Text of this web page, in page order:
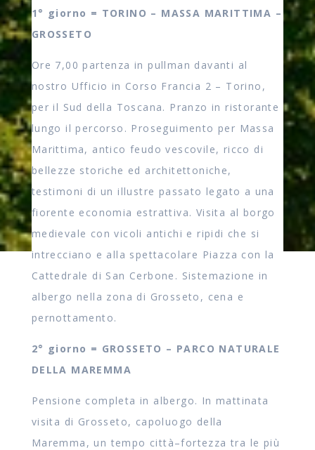
1° giorno = TORINO – MASSA MARITTIMA –
GROSSETO
Ore 7,00 partenza in pullman davanti al
nostro Ufficio in Corso Francia 2 – Torino,
per il Sud della Toscana. Pranzo in ristorante
lungo il percorso. Proseguimento per Massa
Marittima, antico feudo vescovile, ricco di
bellezze storiche ed architettoniche,
testimoni di un illustre passato legato a una
fiorente economia estrattiva. Visita al borgo
medievale con vicoli antichi e ripidi che si
intrecciano e alla spettacolare Piazza con la
Cattedrale di San Cerbone. Sistemazione in
albergo nella zona di Grosseto, cena e
pernottamento.
2° giorno = GROSSETO – PARCO NATURALE
DELLA MAREMMA
Pensione completa in albergo. In mattinata
visita di Grosseto, capoluogo della
Maremma, un tempo città–fortezza tra le più